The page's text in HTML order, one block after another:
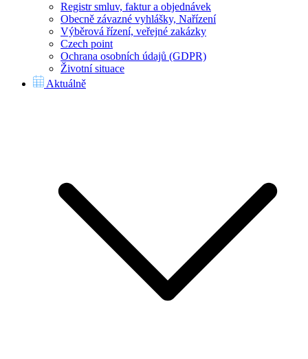
Registr smluv, faktur a objednávek
Obecně závazné vyhlášky, Nařízení
Výběrová řízení, veřejné zakázky
Czech point
Ochrana osobních údajů (GDPR)
Životní situace
Aktuálně